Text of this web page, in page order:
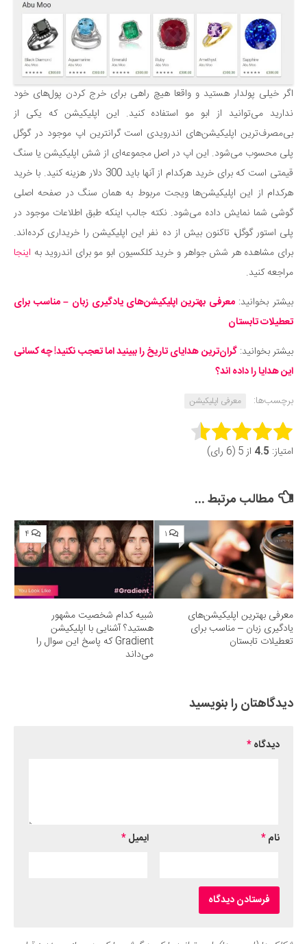
اگر خیلی پولدار هستید و واقعا هیچ راهی برای خرج کردن پول‌های خود
ندارید می‌توانید از ابو مو استفاده کنید. این اپلیکیشن که یکی از
بی‌مصرف‌ترین اپلیکیشن‌های اندرویدی است گرانترین اپ موجود در گوگل
پلی محسوب می‌شود. این اپ در اصل مجموعه‌ای از شش اپلیکیشن یا سنگ
قیمتی است که برای خرید هرکدام از آنها باید 300 دلار هزینه کنید. با خرید
هرکدام از این اپلیکیشن‌ها ویجت مربوط به همان سنگ در صفحه اصلی
گوشی شما نمایش داده می‌شود. نکته جالب اینکه طبق اطلاعات موجود در
پلی استور گوگل، تاکنون بیش از ده نفر این اپلیکیشن را خریداری کرده‌اند.
برای مشاهده هر شش جواهر و خرید کلکسیون ابو مو برای اندروید به اینجا
مراجعه کنید.
بیشتر بخوانید:معرفی بهترین اپلیکیشن‌های یادگیری زبان – مناسب برای
تعطیلات تابستان
بیشتر بخوانید:گران‌ترین هدایای تاریخ را ببینید اما تعجب نکنید! چه کسانی
این هدایا را داده اند؟
برچسب‌ها:
معرفی اپلیکیشن
Rate this item:
امتیاز: 4.5 از 5 (6 رای)
مطالب مرتبط ...
۱
معرفی بهترین اپلیکیشن‌های
یادگیری زبان – مناسب برای
تعطیلات تابستان
۴
شبیه کدام شخصیت مشهور
هستید؟ آشنایی با اپلیکیشن
Gradient که پاسخ این سوال را
می‌داند
دیدگاهتان را بنویسید
دیدگاه*
نام* ایمیل*